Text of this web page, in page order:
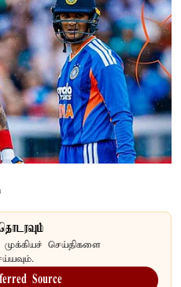
முக்கியச் செய்திகளை
Source